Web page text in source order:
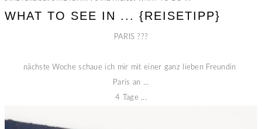
WHAT TO SEE IN ... {REISETIPP}
PARIS ???
nächste Woche schaue ich mir mit einer ganz lieben Freundin
Paris an ...
4 Tage ...